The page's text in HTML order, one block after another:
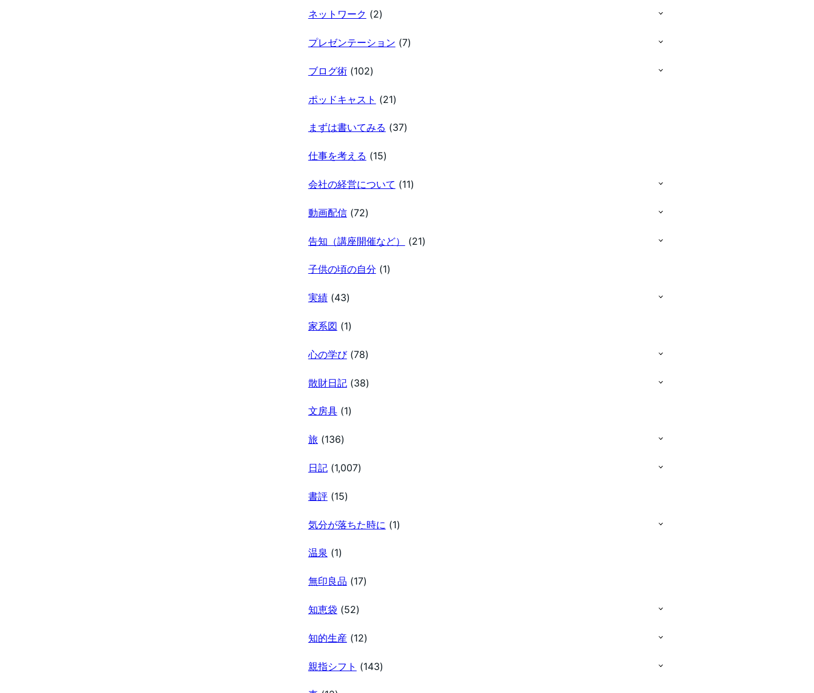
ネットワーク (2)
プレゼンテーション (7)
ブログ術(102)
ポッドキャスト (21)
まずは書いてみる (37)
仕事を考える (15)
会社の経営について (11)
動画配信(72)
告知（講座開催など） (21)
子供の頃の自分 (1)
実績(43)
家系図 (1)
心の学び(78)
散財日記(38)
文房具(1)
旅 (136)
日記(1,007)
書評(15)
気分が落ちた時に (1)
温泉 (1)
無印良品 (17)
知恵袋 (52)
知的生産(12)
親指シフト (143)